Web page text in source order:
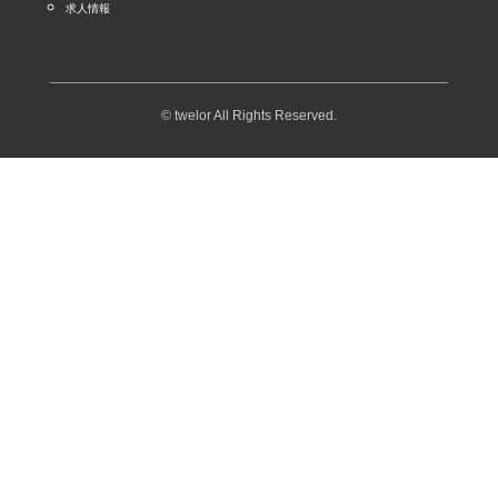
求人情報
© twelor All Rights Reserved.